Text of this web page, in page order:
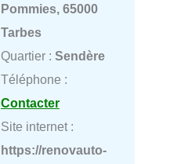
Pommies, 65000
Tarbes
Quartier : Sendère
Téléphone :
Contacter
Site internet :
https://renovauto-